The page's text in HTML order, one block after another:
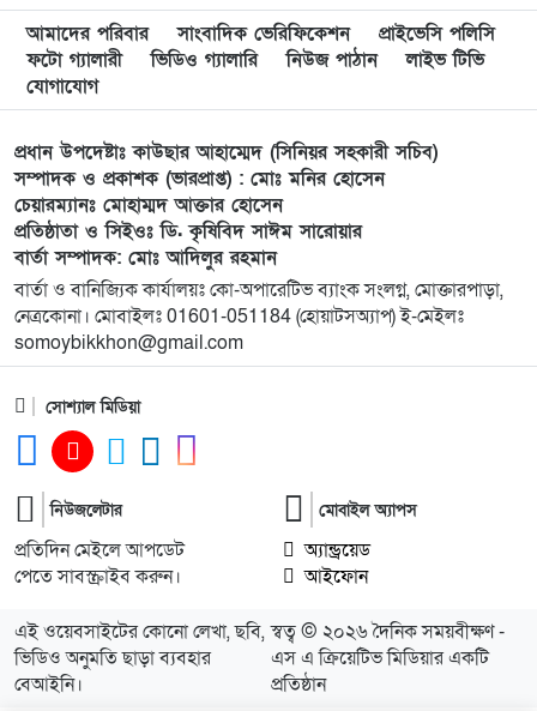
জামে মসজিদের নতুন ব্যবস্থাপনা কমিটি গঠন:
পূর্বধলায় যে বিদ্যালয়ে পড়েছেন, সেই বিদ্যালয়েই এমপি
হিসেবে সংবর্ধিত মানসুরা আলম
৯
বি এনপি নেতা কে মারধর দলিল লেখক রহিছ কে প্রধান
আসামি করে থানায় অভিযোগ। ‎
১০
পানছড়িতে শিক্ষা ও ধর্মীয় প্রতিষ্ঠানে বিজিবির অনুদান
প্রদান
১১
সবুজায়নে সেনাবাহিনীর ব্যতিক্রমী উদ্যোগ,
খাগড়াছড়িতে ৩৫ হাজার চারা বিতরণ
১২
নৌকা ডুবে যাওয়ার ঘটনায় ১৮ জন রোহিঙ্গাকে জীবিত
১৩
দক্ষিণ গফরগাঁও উপজেলা” নয়াবাড়ি মৌজায় অনুমোদন
করায় আনন্দ মিছিল
১৪
বালিয়াডাঙ্গীতে বিএনপি স্বেচ্ছাসেবক দলের কর্মী সভা
১৫
আমাদের পরিবার সাংবাদিক ভেরিফিকেশন
প্রাইভেসি পলিসি
ফটো গ্যালারী
ভিডিও গ্যালারি নিউজ পাঠান
লাইভ টিভি
যোগাযোগ
প্রধান উপদেষ্টাঃ কাউছার আহাম্মেদ (সিনিয়র সহকারী সচিব)
সম্পাদক ও প্রকাশক (ভারপ্রাপ্ত) : মোঃ মনির হোসেন
চেয়ারম্যানঃ মোহাম্মদ আক্তার হোসেন
প্রতিষ্ঠাতা ও সিইওঃ ডি. কৃষিবিদ সাঈম সারোয়ার
বার্তা সম্পাদক: মোঃ আদিলুর রহমান
বার্তা ও বানিজ্যিক কার্যালয়ঃ কো-অপারেটিভ ব্যাংক সংলগ্ন, মোক্তারপাড়া,
নেত্রকোনা। মোবাইলঃ 01601-051184 (হোয়াটসঅ্যাপ) ই-মেইলঃ
somoybikkhon@gmail.com
সোশ্যাল মিডিয়া
নিউজলেটার
প্রতিদিন মেইলে আপডেট
পেতে সাবস্ক্রাইব করুন।
মোবাইল অ্যাপস
অ্যান্ড্রয়েড
আইফোন
এই ওয়েবসাইটের কোনো লেখা, ছবি,
ভিডিও অনুমতি ছাড়া ব্যবহার
বেআইনি।
স্বত্ব © ২০২৬ দৈনিক সময়বীক্ষণ -
এস এ ক্রিয়েটিভ মিডিয়ার একটি
প্রতিষ্ঠান